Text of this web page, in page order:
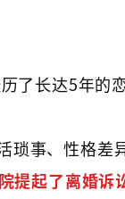
了长达5年的
琐事、性格
提起了离婚诉